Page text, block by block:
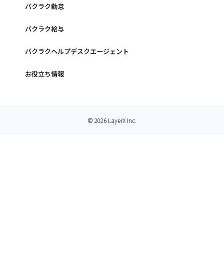
バクラク勤怠
バクラク給与
バクラクヘルプデスクエージェント
お役立ち情報
© 2026 LayerX Inc.